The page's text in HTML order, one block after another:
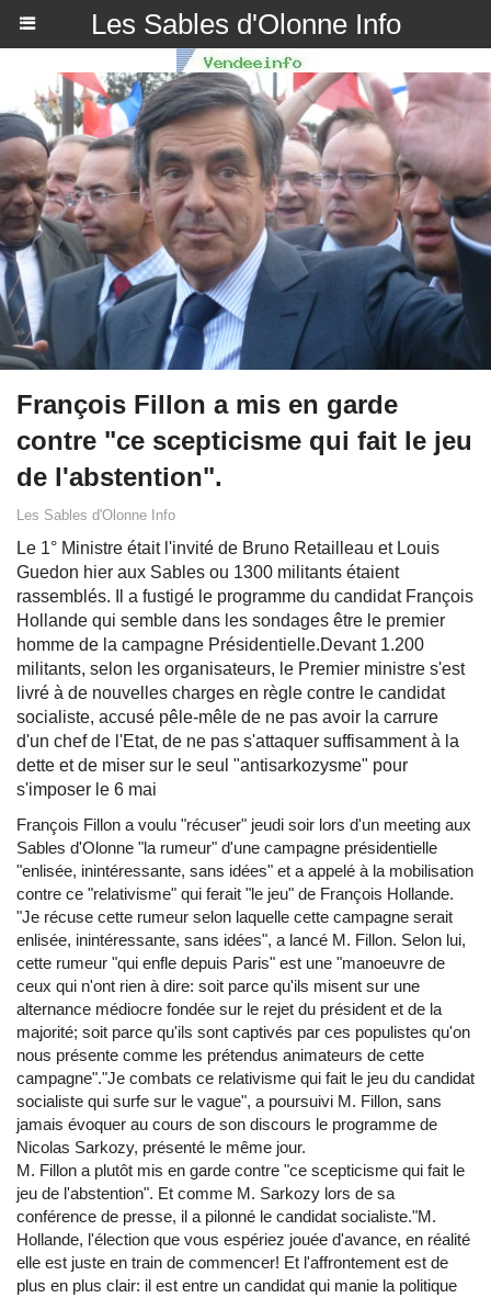
Les Sables d'Olonne Info
François Fillon a mis en garde
contre "ce scepticisme qui fait le jeu
de l'abstention".
Les Sables d'Olonne Info
Le 1° Ministre était l'invité de Bruno Retailleau et Louis
Guedon hier aux Sables ou 1300 militants étaient
rassemblés. Il a fustigé le programme du candidat François
Hollande qui semble dans les sondages être le premier
homme de la campagne Présidentielle.Devant 1.200
militants, selon les organisateurs, le Premier ministre s'est
livré à de nouvelles charges en règle contre le candidat
socialiste, accusé pêle-mêle de ne pas avoir la carrure
d'un chef de l'Etat, de ne pas s'attaquer suffisamment à la
dette et de miser sur le seul "antisarkozysme" pour
s'imposer le 6 mai
François Fillon a voulu "récuser" jeudi soir lors d'un meeting aux
Sables d'Olonne "la rumeur" d'une campagne présidentielle
"enlisée, inintéressante, sans idées" et a appelé à la mobilisation
contre ce "relativisme" qui ferait "le jeu" de François Hollande.
"Je récuse cette rumeur selon laquelle cette campagne serait
enlisée, inintéressante, sans idées", a lancé M. Fillon. Selon lui,
cette rumeur "qui enfle depuis Paris" est une "manoeuvre de
ceux qui n'ont rien à dire: soit parce qu'ils misent sur une
alternance médiocre fondée sur le rejet du président et de la
majorité; soit parce qu'ils sont captivés par ces populistes qu'on
nous présente comme les prétendus animateurs de cette
campagne"."Je combats ce relativisme qui fait le jeu du candidat
socialiste qui surfe sur le vague", a poursuivi M. Fillon, sans
jamais évoquer au cours de son discours le programme de
Nicolas Sarkozy, présenté le même jour.
M. Fillon a plutôt mis en garde contre "ce scepticisme qui fait le
jeu de l'abstention". Et comme M. Sarkozy lors de sa
conférence de presse, il a pilonné le candidat socialiste."M.
Hollande, l'élection que vous espériez jouée d'avance, en réalité
elle est juste en train de commencer! Et l'affrontement est de
plus en plus clair: il est entre un candidat qui manie la politique